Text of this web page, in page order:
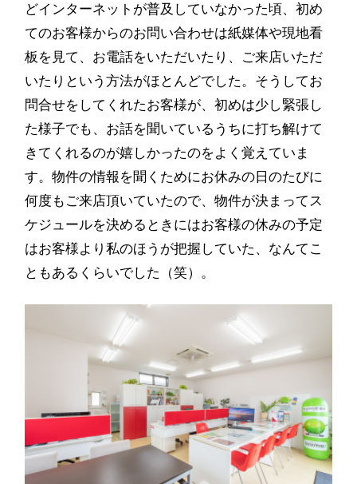
どインターネットが普及していなかった頃、初め
てのお客様からのお問い合わせは紙媒体や現地看
板を見て、お電話をいただいたり、ご来店いただ
いたりという方法がほとんどでした。そうしてお
問合せをしてくれたお客様が、初めは少し緊張し
た様子でも、お話を聞いているうちに打ち解けて
きてくれるのが嬉しかったのをよく覚えていま
す。物件の情報を聞くためにお休みの日のたびに
何度もご来店頂いていたので、物件が決まってス
ケジュールを決めるときにはお客様の休みの予定
はお客様より私のほうが把握していた、なんてこ
ともあるくらいでした（笑）。